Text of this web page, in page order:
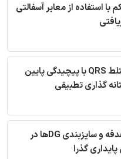
استفاده از معابر آسفالتی
ترجمه مقاله آشکارساز مختلط QRS با پیچیدگی پایین
گذاری تطبیقی
ترجمه مقاله جایابی چندهدفه و سایزبندی DGها در
گذرا